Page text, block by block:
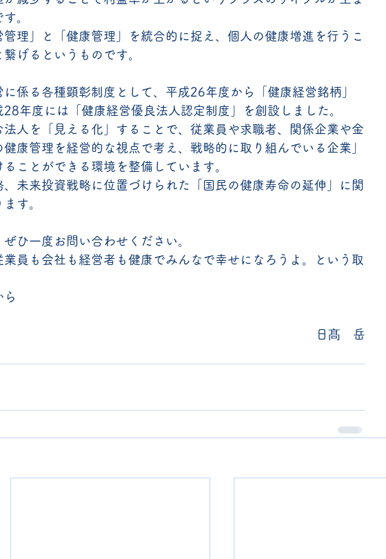
。
理」と「健康管理」を統合的に捉え、個人の健康増進を行うこ
げるというものです。
係る各種顕彰制度として、平成26年度から「健康経営銘柄」
年度には「健康経営優良法人認定制度」を創設しました。
人を「見える化」することで、従業員や求職者、関係企業や金
康管理を経営的な視点で考え、戦略的に取り組んでいる企業」
ことができる環境を整備しています。
未来投資戦略に位置づけられた「国民の健康寿命の延伸」に関
す。
ひ一度お問い合わせください。
員も会社も経営者も健康でみんなで幸せになろうよ。という取
ら
日髙　岳